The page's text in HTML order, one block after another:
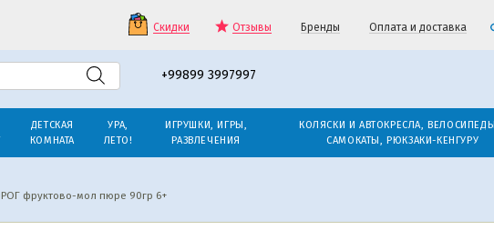
Скидки Отзывы Бренды Оплата и доставка
+99899 3997997
ДЕТСКАЯ
КОМНАТА
УРА,
ЛЕТО!
ИГРУШКИ, ИГРЫ,
РАЗВЛЕЧЕНИЯ
КОЛЯСКИ И АВТОКРЕСЛА,
САМОКАТЫ, РЮКЗАКИ-КЕНГУРУ
фруктово-мол пюре 90гр 6+